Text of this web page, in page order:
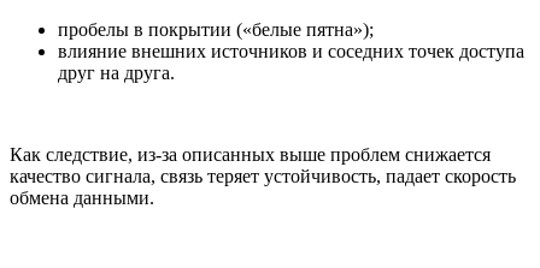
пробелы в покрытии («белые пятна»);
влияние внешних источников и соседних точек доступа
друг на друга.
Как следствие, из-за описанных выше проблем снижается
качество сигнала, связь теряет устойчивость, падает скорость
обмена данными.